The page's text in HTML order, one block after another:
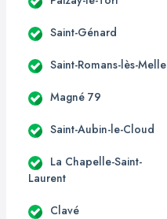
Saint-Génard
Saint-Romans-lès-Melle
Magné 79
Saint-Aubin-le-Cloud
La Chapelle-Saint-
Laurent
Clavé